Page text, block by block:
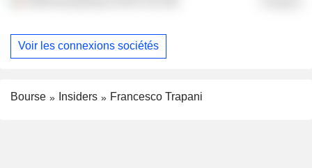
Voir les connexions sociétés
Bourse Insiders Francesco Trapani